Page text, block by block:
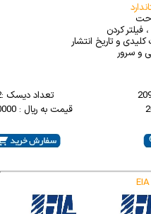
کردن
و تاریخ انتشار
و سرور
تعداد دیسک :2
قیمت به ریال : 35000000